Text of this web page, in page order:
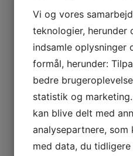
Køle-/fryseskabe
Køleskabe
Vi og vores
teknologier, herunder
indsamle oplysninger
formål, herunder:
bedre
statistik og
kan blive delt med
analysepartnere, som
med data, du